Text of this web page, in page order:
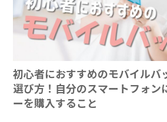
初心者におすすめのモバイルバ
選び方！自分のスマートフォン
ーを購入すること